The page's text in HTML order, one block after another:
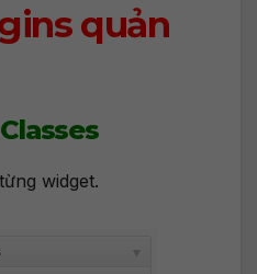
quản
widget.